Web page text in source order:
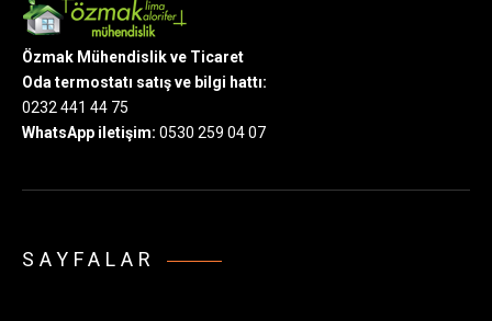
Özmak Mühendislik ve Ticaret
Oda termostatı satış ve bilgi hattı:
0232 441 44 75
WhatsApp iletişim: 0530 259 04 07
SAYFALAR